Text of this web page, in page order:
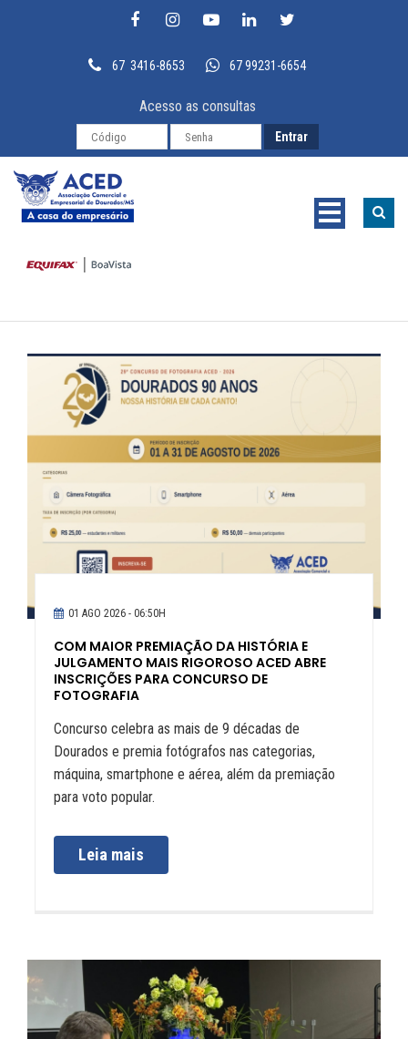
67 3416-8653 67 99231-6654
Acesso as consultas
01 AGO 2026 - 06:50H
COM MAIOR PREMIAÇÃO DA HISTÓRIA E
JULGAMENTO MAIS RIGOROSO ACED ABRE
INSCRIÇÕES PARA CONCURSO DE
FOTOGRAFIA
Concurso celebra as mais de 9 décadas de
Dourados e premia fotógrafos nas categorias,
máquina, smartphone e aérea, além da premiação
para voto popular.
Leia mais